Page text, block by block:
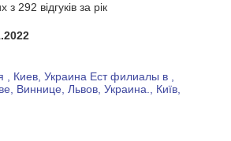
292 відгуків за рік
, Киев, Украина Ест филиалы в ,
Виннице, Львов, Украина., Київ,